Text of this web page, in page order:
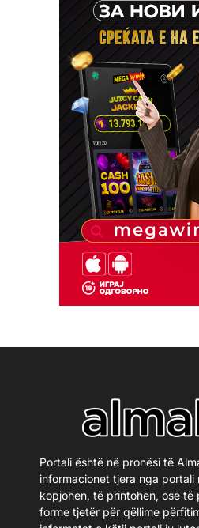
Portali është në pronësi të
informacionet tjera nga portali
kopjohen, të printohen, ose
forme tjetër për qëllime